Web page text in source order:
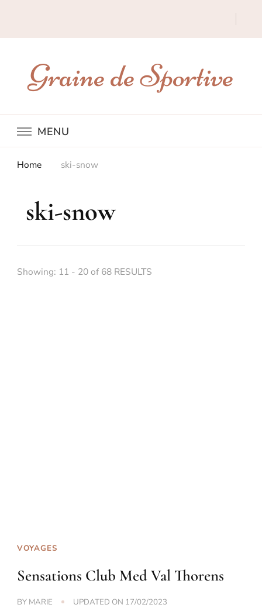
Graine de Sportive
MENU
Home ski-snow
ski-snow
Showing: 11 - 20 of 68 RESULTS
VOYAGES
Sensations Club Med Val Thorens
BY MARIE UPDATED ON 17/02/2023